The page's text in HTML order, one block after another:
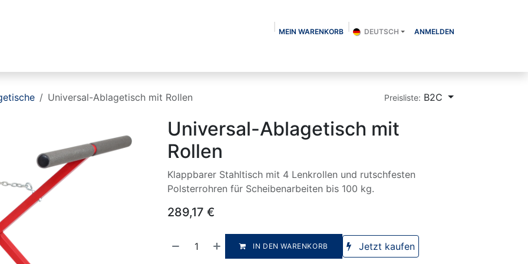
MEIN WARENKORB DEUTSCH ANMELDEN
Universal-Ablagetisch mit Rollen Preisliste: B2C
Universal-Ablagetisch mit
Rollen
Klappbarer Stahltisch mit 4 Lenkrollen und rutschfesten
Polsterrohren für Scheibenarbeiten bis 100 kg.
289,17 €
IN DEN WARENKORB Jetzt kaufen